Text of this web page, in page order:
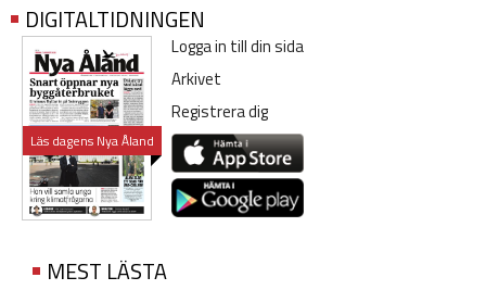
DIGITALTIDNINGEN
Läs dagens Nya Åland
Logga in till din sida
Arkivet
Registrera dig
MEST LÄSTA